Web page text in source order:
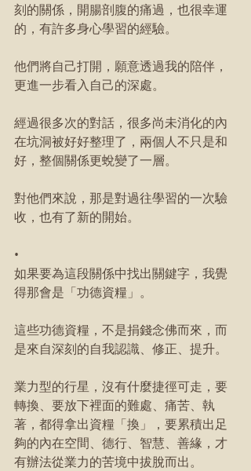
刻的關係，開腸剖腹的痛過，也很幸運
的，有許多身心學習的經驗。
他們將自己打開，願意透過我的陪伴，
更進一步看入自己的深處。
經過很多次的對話，很多尚未消化的內
在坑洞被好好整理了，兩個人不只是和
好，整個關係更蛻變了一層。
對他們來說，那是對過往學習的一次驗
收，也有了新的開始。
•
如果要為這段關係中找出關鍵字，我覺
得那會是「功德資糧」。
這些功德資糧，不是捐錢念佛而來，而
是來自深刻的自我認識、修正、提升。
業力型的行星，沒有什麼捷徑可走，要
轉換、要放下裡面的難處、痛苦、執
著，都得拿出資糧「換」，要累積出足
夠的內在空間、德行、智慧、善緣，才
有辦法從業力的苦境中拔脫而出。